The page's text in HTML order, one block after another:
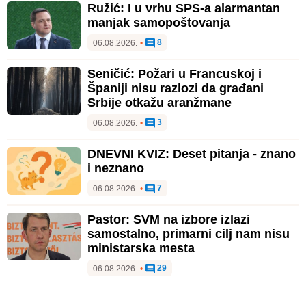
Ružić: I u vrhu SPS-a alarmantan
manjak samopoštovanja
06.08.2026. • 8
Seničić: Požari u Francuskoj i
Španiji nisu razlozi da građani
Srbije otkažu aranžmane
06.08.2026. • 3
DNEVNI KVIZ: Deset pitanja - znano
i neznano
06.08.2026. • 7
Pastor: SVM na izbore izlazi
samostalno, primarni cilj nam nisu
ministarska mesta
06.08.2026. • 29